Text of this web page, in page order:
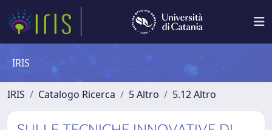
IRIS
IRIS Catalogo Ricerca 5 Altro 5.12 Altro